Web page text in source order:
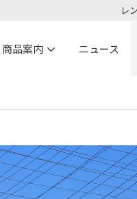
レ
商品案内 ニュース